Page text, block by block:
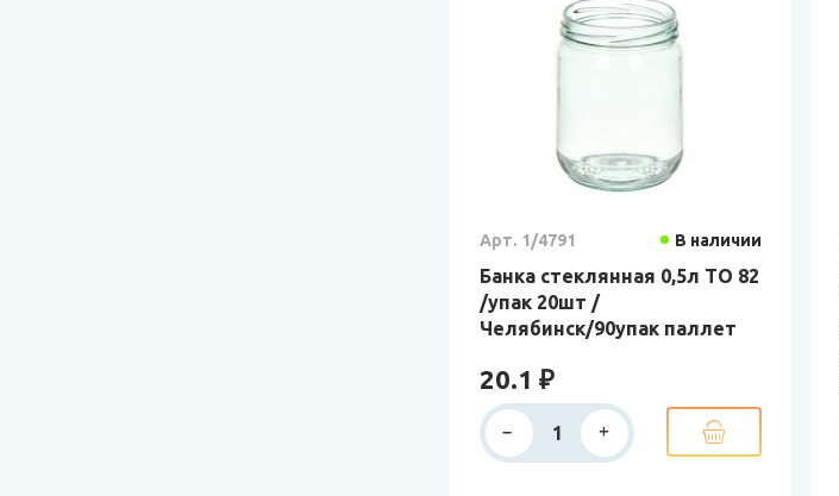
Арт. 1/4791 В наличии
Банка стеклянная 0,5л ТО 82
/упак 20шт /
Челябинск/90упак паллет
20.1 ₽